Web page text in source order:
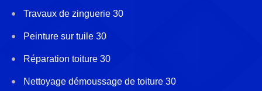
Travaux de zinguerie 30
Peinture sur tuile 30
Réparation toiture 30
Nettoyage démoussage de toiture 30